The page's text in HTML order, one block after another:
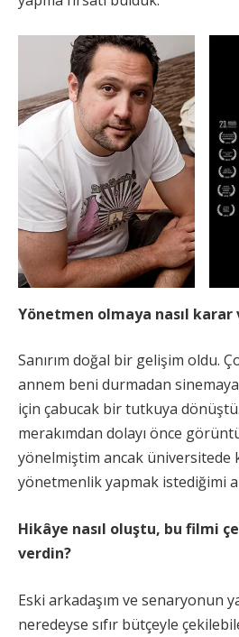
Yönetmen olmaya nasıl karar
Sanırım doğal bir gelişim oldu.
annem beni durmadan
için çabucak bir tutkuya
merakımdan dolayı önce
yönelmiştim ancak üniversitede
yönetmenlik yapmak istediğimi
Hikâye nasıl oluştu, bu filmi
verdin?
Eski arkadaşım ve senaryonun
neredeyse sıfır bütçeyle